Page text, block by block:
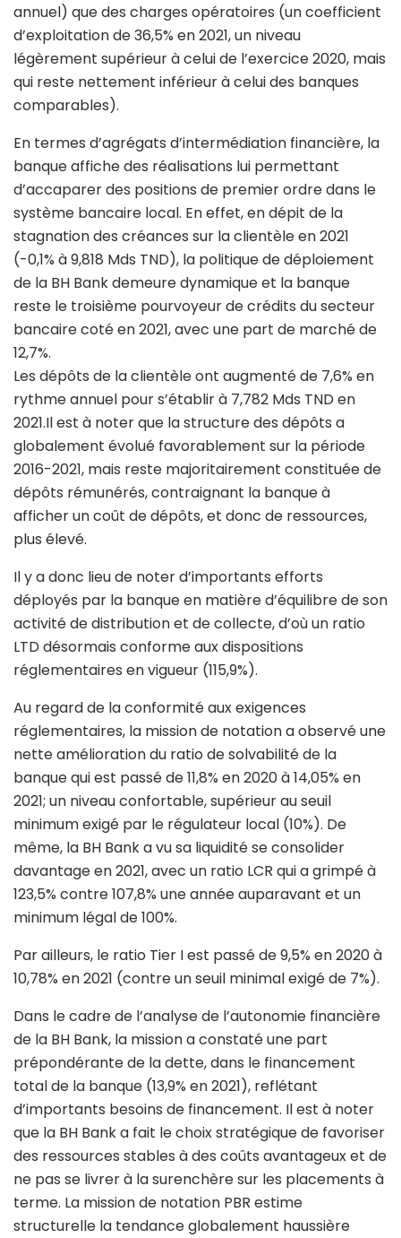
annuel) que des charges opératoires (un coefficient
d’exploitation de 36,5% en 2021, un niveau
légèrement supérieur à celui de l’exercice 2020, mais
qui reste nettement inférieur à celui des banques
comparables).
En termes d’agrégats d’intermédiation financière, la
banque affiche des réalisations lui permettant
d’accaparer des positions de premier ordre dans le
système bancaire local. En effet, en dépit de la
stagnation des créances sur la clientèle en 2021
(-0,1% à 9,818 Mds TND), la politique de déploiement
de la BH Bank demeure dynamique et la banque
reste le troisième pourvoyeur de crédits du secteur
bancaire coté en 2021, avec une part de marché de
12,7%.
Les dépôts de la clientèle ont augmenté de 7,6% en
rythme annuel pour s’établir à 7,782 Mds TND en
2021.Il est à noter que la structure des dépôts a
globalement évolué favorablement sur la période
2016-2021, mais reste majoritairement constituée de
dépôts rémunérés, contraignant la banque à
afficher un coût de dépôts, et donc de ressources,
plus élevé.
Il y a donc lieu de noter d’importants efforts
déployés par la banque en matière d’équilibre de son
activité de distribution et de collecte, d’où un ratio
LTD désormais conforme aux dispositions
réglementaires en vigueur (115,9%).
Au regard de la conformité aux exigences
réglementaires, la mission de notation a observé une
nette amélioration du ratio de solvabilité de la
banque qui est passé de 11,8% en 2020 à 14,05% en
2021; un niveau confortable, supérieur au seuil
minimum exigé par le régulateur local (10%). De
même, la BH Bank a vu sa liquidité se consolider
davantage en 2021, avec un ratio LCR qui a grimpé à
123,5% contre 107,8% une année auparavant et un
minimum légal de 100%.
Par ailleurs, le ratio Tier I est passé de 9,5% en 2020 à
10,78% en 2021 (contre un seuil minimal exigé de 7%).
Dans le cadre de l’analyse de l’autonomie financière
de la BH Bank, la mission a constaté une part
prépondérante de la dette, dans le financement
total de la banque (13,9% en 2021), reflétant
d’importants besoins de financement. Il est à noter
que la BH Bank a fait le choix stratégique de favoriser
des ressources stables à des coûts avantageux et de
ne pas se livrer à la surenchère sur les placements à
terme. La mission de notation PBR estime
structurelle la tendance globalement haussière